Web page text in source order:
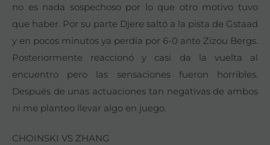
no es nada sospechoso por lo que otro motivo tuvo
que haber. Por su parte Djere saltó a la pista de Gstaad
y en pocos minutos ya perdía por 6-0 ante Zizou Bergs.
Posteriormente reaccionó y casi da la vuelta al
encuentro pero las sensaciones fueron horribles.
Después de unas actuaciones tan negativas de ambos
ni me planteo llevar algo en juego.
CHOINSKI VS ZHANG